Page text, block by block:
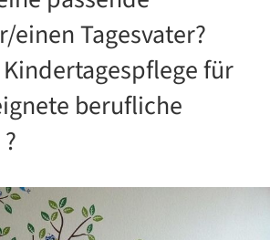
einen Tagesvater?
für
berufliche